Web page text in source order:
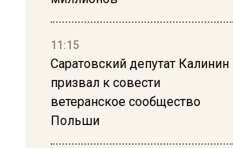
11:15
Саратовский депутат Калинин
призвал к совести
ветеранское сообщество
Польши